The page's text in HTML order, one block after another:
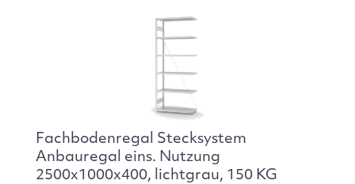
Fachbodenregal Stecksystem
Anbauregal eins. Nutzung
2500x1000x400, lichtgrau, 150 KG